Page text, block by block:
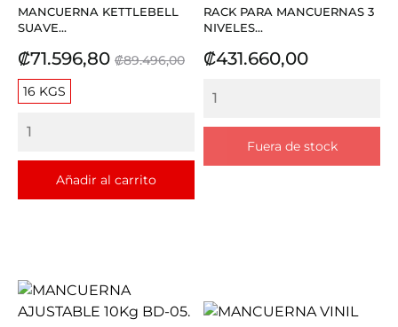
MANCUERNA KETTLEBELL
SUAVE...
Precio
₡71.596,80 Precio
₡89.496,00
16 KGS
Añadir al carrito
RACK PARA MANCUERNAS 3
NIVELES...
Precio
₡431.660,00
Fuera de stock